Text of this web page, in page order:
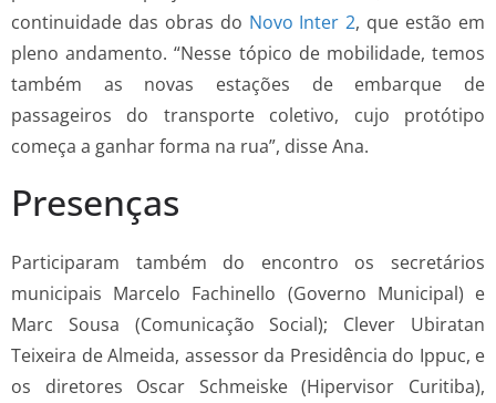
continuidade das obras do Novo Inter 2, que estão em
pleno andamento. “Nesse tópico de mobilidade, temos
também as novas estações de embarque de
passageiros do transporte coletivo, cujo protótipo
começa a ganhar forma na rua”, disse Ana.
Presenças
Participaram também do encontro os secretários
municipais Marcelo Fachinello (Governo Municipal) e
Marc Sousa (Comunicação Social); Clever Ubiratan
Teixeira de Almeida, assessor da Presidência do Ippuc, e
os diretores Oscar Schmeiske (Hipervisor Curitiba),